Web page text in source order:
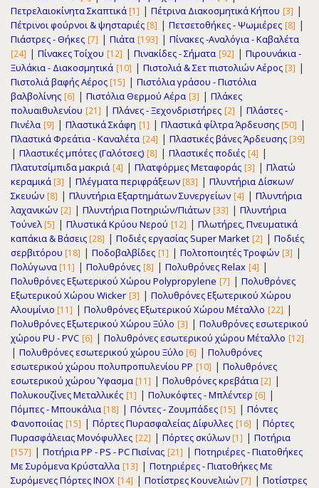
Πετρελαιοκίνητα Σκαπτικά [1] | Πέτρινα Διακοσμητικά Κήπου [3] |
Πέτρινοι φούρνοι & ψησταριές [8] | Πετσετοθήκες - Ψωμιέρες [8] |
Πιάστρες - Θήκες [7] | Πιάτα [193] | Πίνακες -Αναλόγια - Καβαλέτα
[24] | Πίνακες Τοίχου [12] | Πινακίδες - Σήματα [92] | Πιρουνάκια -
Ξυλάκια - Διακοσμητικά [10] | Πιστολιά & Σετ πιστολιών Αέρος [3] |
Πιστολιά βαφής Αέρος [15] | Πιστόλια γράσου - Πιστόλια
βαλβολίνης [6] | Πιστόλια Θερμού Αέρα [3] | Πλάκες
πολυαιθυλενίου [21] | Πλάνες - Ξεχονδριστήρες [2] | Πλάστες -
Πινέλα [9] | Πλαστικά Σκάφη [1] | Πλαστικά φίλτρα Άρδευσης [50] |
Πλαστικά Φρεάτια - Καναλέτα [24] | Πλαστικές βάνες Άρδευσης [39]
| Πλαστικές μπότες (Γαλότσες) [8] | Πλαστικές ποδιές [4] |
Πλατυτσίμπιδα μακριά [4] | Πλατφόρμες Μεταφοράς [3] | Πλατώ
κεραμικά [3] | Πλέγματα περιφράξεων [83] | Πλυντήρια Δίσκων/
Σκευών [8] | Πλυντήρια Εξαρτημάτων Συνεργείων [4] | Πλυντήρια
λαχανικών [2] | Πλυντήρια Ποτηριών/Πιάτων [33] | Πλυντήρια
Τούνελ [5] | Πλυστικά Κρύου Νερού [12] | Πλωτήρες, Πνευματικά
καπάκια & Βάσεις [28] | Ποδιές εργασίας Super Market [2] | Ποδιές
σερβιτόρου [18] | Ποδοβαλβίδες [1] | Πολτοποιητές Τροφών [3] |
Πολύγωνα [11] | Πολυθρόνες [8] | Πολυθρόνες Relax [4] |
Πολυθρόνες Εξωτερικού Χώρου Polypropylene [7] | Πολυθρόνες
Εξωτερικού Χώρου Wicker [3] | Πολυθρόνες Εξωτερικού Χώρου
Αλουμίνιο [11] | Πολυθρόνες Εξωτερικού Χώρου Μέταλλο [22] |
Πολυθρόνες Εξωτερικού Χώρου Ξύλο [3] | Πολυθρόνες εσωτερικού
χώρου PU - PVC [6] | Πολυθρόνες εσωτερικού χώρου Μέταλλο [12]
| Πολυθρόνες εσωτερικού χώρου Ξύλο [6] | Πολυθρόνες
εσωτερικού χώρου πολυπροπυλενίου PP [10] | Πολυθρόνες
εσωτερικού χώρου Ύφασμα [11] | Πολυθρόνες κρεβάτια [2] |
Πολυκουζίνες Μεταλλικές [1] | Πολυκόφτες - Μπλέντερ [6] |
Πόμπες - Μπουκάλια [18] | Πόντες - Ζουμπάδες [15] | Πόντες
Φανοποιίας [15] | Πόρτες Πυρασφαλείας Δίφυλλες [16] | Πόρτες
Πυρασφάλειας Μονόφυλλες [22] | Πόρτες σκύλων [1] | Ποτήρια
[157] | Ποτήρια PP - PS - PC Πισίνας [21] | Ποτηριέρες - Πιατοθήκες
Με Συρόμενα Κρύσταλλα [13] | Ποτηριέρες - Πιατοθήκες Με
Συρόμενες Πόρτες INOX [14] | Ποτίστρες Κουνελιών [7] | Ποτίστρες